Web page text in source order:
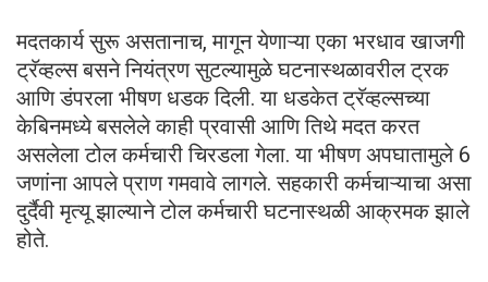
मदतकार्य सुरू असतानाच, मागून येणाऱ्या एका भरधाव खाजगी
ट्रॅव्हल्स बसने नियंत्रण सुटल्यामुळे घटनास्थळावरील ट्रक
आणि डंपरला भीषण धडक दिली. या धडकेत ट्रॅव्हल्सच्या
केबिनमध्ये बसलेले काही प्रवासी आणि तिथे मदत करत
असलेला टोल कर्मचारी चिरडला गेला. या भीषण अपघातामुले 6
जणांना आपले प्राण गमवावे लागले. सहकारी कर्मचाऱ्याचा असा
दुर्दैवी मृत्यू झाल्याने टोल कर्मचारी घटनास्थळी आक्रमक झाले
होते.